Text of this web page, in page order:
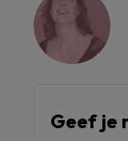
Geef je